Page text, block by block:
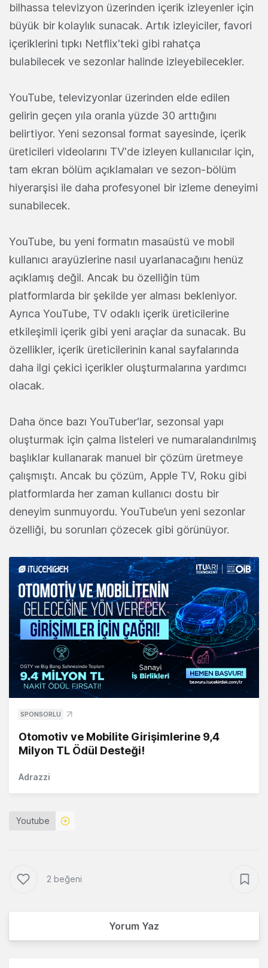
bilhassa televizyon üzerinden içerik izleyenler için
büyük bir kolaylık sunacak. Artık izleyiciler, favori
içeriklerini tıpkı Netflix'teki gibi rahatça
bulabilecek ve sezonlar halinde izleyebilecekler.
YouTube, televizyonlar üzerinden elde edilen
gelirin geçen yıla oranla yüzde 30 arttığını
belirtiyor. Yeni sezonsal format sayesinde, içerik
üreticileri videolarını TV'de izleyen kullanıcılar için,
tam ekran bölüm açıklamaları ve sezon-bölüm
hiyerarşisi ile daha profesyonel bir izleme deneyimi
sunabilecek.
YouTube, bu yeni formatın masaüstü ve mobil
kullanıcı arayüzlerine nasıl uyarlanacağını henüz
açıklamış değil. Ancak bu özelliğin tüm
platformlarda bir şekilde yer alması bekleniyor.
Ayrıca YouTube, TV odaklı içerik üreticilerine
etkileşimli içerik gibi yeni araçlar da sunacak. Bu
özellikler, içerik üreticilerinin kanal sayfalarında
daha ilgi çekici içerikler oluşturmalarına yardımcı
olacak.
Daha önce bazı YouTuber'lar, sezonsal yapı
oluşturmak için çalma listeleri ve numaralandırılmış
başlıklar kullanarak manuel bir çözüm üretmeye
çalışmıştı. Ancak bu çözüm, Apple TV, Roku gibi
platformlarda her zaman kullanıcı dostu bir
deneyim sunmuyordu. YouTube’un yeni sezonlar
özelliği, bu sorunları çözecek gibi görünüyor.
SPONSORLU
Otomotiv ve Mobilite Girişimlerine 9,4
Milyon TL Ödül Desteği!
Adrazzi
Youtube
2 beğeni
Yorum Yaz